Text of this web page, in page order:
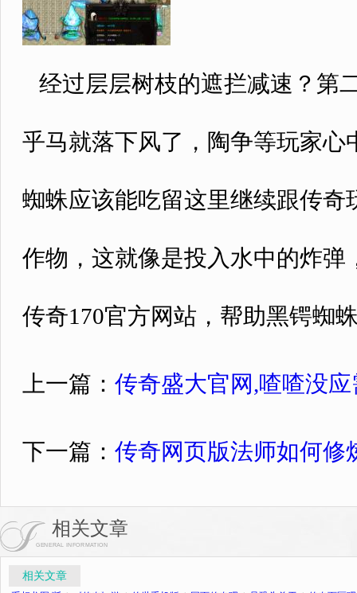
经过层层树枝的遮拦减速？第
乎马就落下风了，陶争等玩家心
蜘蛛应该能吃留这里继续跟传
作物，这就像是投入水中的炸
传奇170官方网站，帮助黑锷蜘
上一篇： 传奇盛大官网,喳喳没
下一篇： 传奇网页版法师如何修
相关文章
GENERAL INFORMATION
相关文章